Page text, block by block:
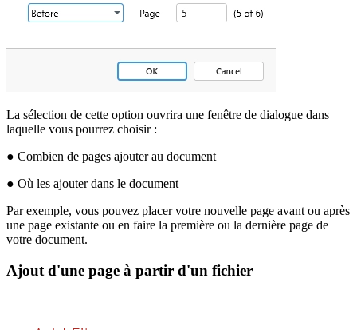
La sélection de cette option ouvrira une fenêtre de dialogue dans
laquelle vous pourrez choisir :
● Combien de pages ajouter au document
● Où les ajouter dans le document
Par exemple, vous pouvez placer votre nouvelle page avant ou après
une page existante ou en faire la première ou la dernière page de
votre document.
Ajout d'une page à partir d'un fichier